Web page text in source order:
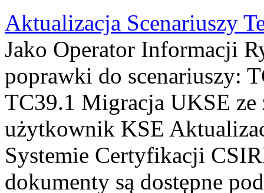
Aktualizacja Scenariuszy
Jako Operator Informacji
poprawki do scenariuszy:
TC39.1 Migracja UKSE
użytkownik KSE
Systemie Certyfikacji
dokumenty są dostępne